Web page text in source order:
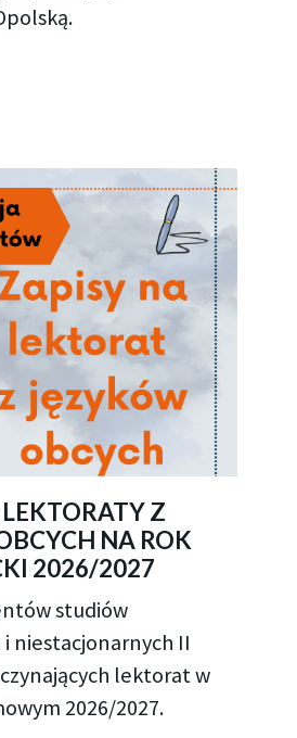
Z
NA ROK
2026/2027
studiów
niestacjonarnych II
lektorat w
2026/2027.